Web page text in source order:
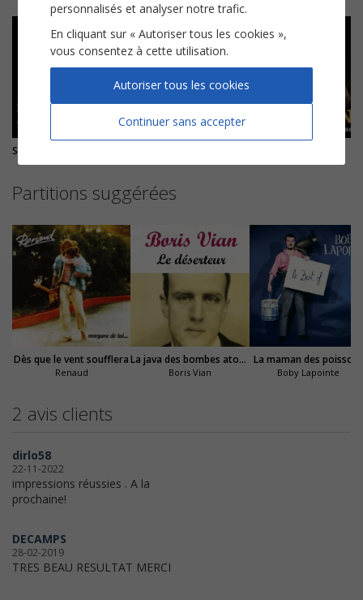
Partitions suggérées
Dès que le vent soufflera
Renaud
La java des bombes atomiques
Boris Vian
La maman des poissons
Boby Lapointe
2 avis clients
dirlo58
22-11-2022
impressions réussies . A la
prochaine!
DECAMPS
28-02-2019
TRES BEAU RESULTAT MERCI
personnalisés et analyser notre trafic.
En cliquant sur « Autoriser tous les cookies »,
vous consentez à cette utilisation.
Continuer sans accepter
Autoriser tous les cookies